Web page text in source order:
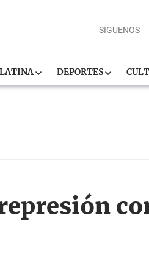
SIGUENOS
LATINA DEPORTES